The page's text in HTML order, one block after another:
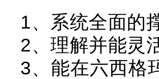
1、系统全面的
2、理解并能灵
3、能在六西格